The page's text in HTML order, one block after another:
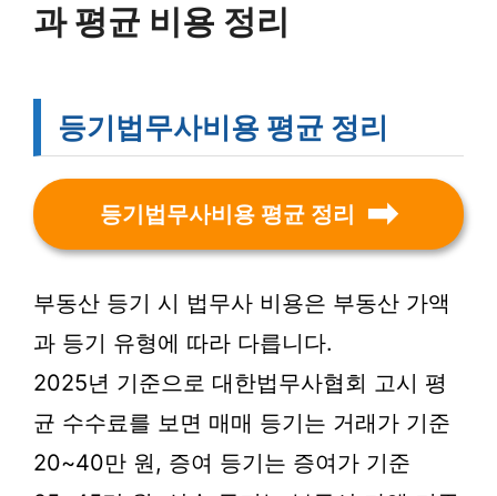
과 평균 비용 정리
등기법무사비용 평균 정리
등기법무사비용 평균 정리
부동산 등기 시 법무사 비용은 부동산 가액
과 등기 유형에 따라 다릅니다.
2025년 기준으로 대한법무사협회 고시 평
균 수수료를 보면 매매 등기는 거래가 기준
20~40만 원, 증여 등기는 증여가 기준